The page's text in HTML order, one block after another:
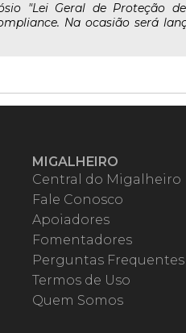
"Lei Geral de Proteção
Na ocasião será
MIGALHEIRO
Central do Migalheiro
Fale Conosco
Apoiadores
Fomentadores
Perguntas Frequentes
Termos de Uso
Quem Somos